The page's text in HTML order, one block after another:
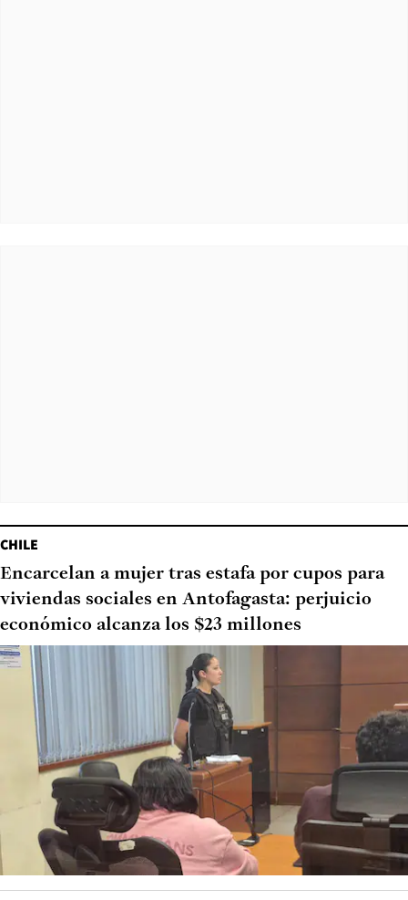
CHILE
Encarcelan a mujer tras estafa por cupos para
viviendas sociales en Antofagasta: perjuicio
económico alcanza los $23 millones